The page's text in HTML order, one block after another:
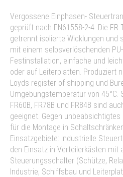
Vergossene Einphasen-
geprüft nach EN61558-2-4. Die
getrennt isolierte Wicklungen
mit einem selbsverlöschenden
Festinstallation, einfache und
oder auf Leiterplatten. Produziert
Loyds register of shipping und
Umgebungstemperatur von 45°C.
FR60B, FR78B und FR84B sind
geeignet. Gegen
für die Montage in
Einsatzgebiete: Industrielle
den Einsatz in Verteilerkästen mit
Steuerungsschalter (Schütze,
Industrie, Schiffsbau und